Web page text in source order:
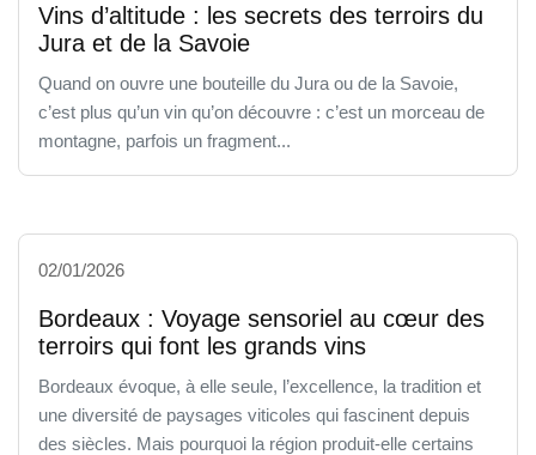
Vins d’altitude : les secrets des terroirs du
Jura et de la Savoie
Quand on ouvre une bouteille du Jura ou de la Savoie,
c’est plus qu’un vin qu’on découvre : c’est un morceau de
montagne, parfois un fragment...
02/01/2026
Bordeaux : Voyage sensoriel au cœur des
terroirs qui font les grands vins
Bordeaux évoque, à elle seule, l’excellence, la tradition et
une diversité de paysages viticoles qui fascinent depuis
des siècles. Mais pourquoi la région produit-elle certains